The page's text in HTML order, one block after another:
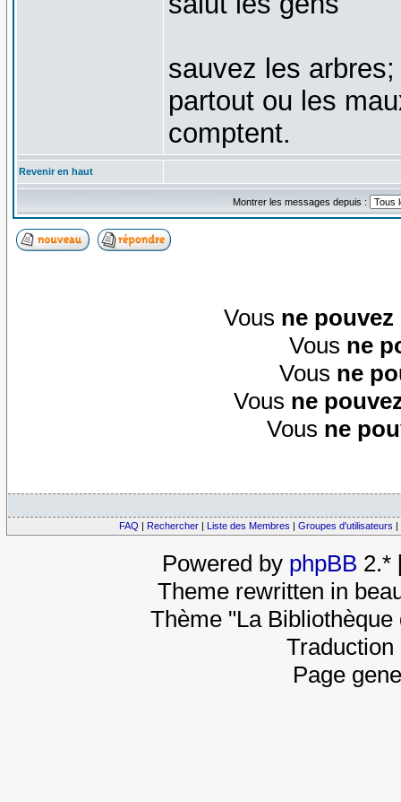
sauvez les
partout ou les
comptent.
Revenir en haut
Montrer les messages depuis :
Vous ne pouvez
Vous ne
Vous ne
Vous ne
Vous ne
FAQ | Rechercher | Liste des Membres | Groupes d'utilisateurs |
Powered by phpBB 2.*
Theme rewritten in
Thème "La
Page